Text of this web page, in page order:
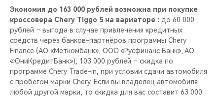
Экономия до 163 000 рублей возможна при покупке
кроссовера Chery Tiggo 5 на вариаторе : до 60 000
рублей – выгода в случае привлечения кредитных
средств через банков-партнёров программы Chery
Finance (АО «Меткомбанк», ООО «Русфинанс Банк», АО
«ЮниКредитБанк»); 103 000 рублей – скидка по
программе Chery Trade-in, при условии сдачи автомобиля
с пробегом марки Chery. Если вы владелец автомобиля
любой другой марки, то скидка для вас составит 63 000